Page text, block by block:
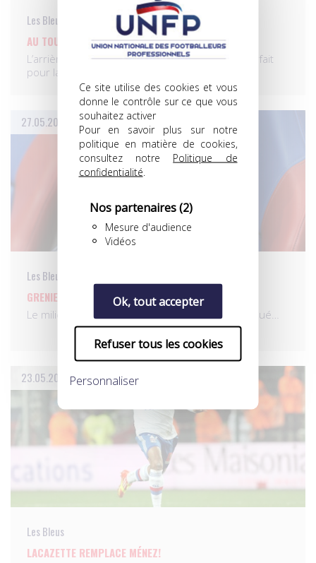
Ce site utilise des cookies et vous
donne le contrôle sur ce que vous
souhaitez activer
Pour en savoir plus sur notre
politique en matière de cookies,
consultez notre Politique de
confidentialité
Nos partenaires(2)
Mesure d'audience
Vidéos
Ok, tout accepter
Refuser tous les cookies
Personnaliser
Les Bleus
AU TOUR DE TRÉMOULINAS!
L’arrière gauche Gaël Clichy, blessé, a déclaréforfait
pour la…
27.05.2013
Les Bleus
GRENIER À LA RESCOUSSE!
Le milieu de Lyon Clément Grenier a été convoqué…
23.05.2013
Les Bleus
LACAZETTE REMPLACE MÉNEZ!